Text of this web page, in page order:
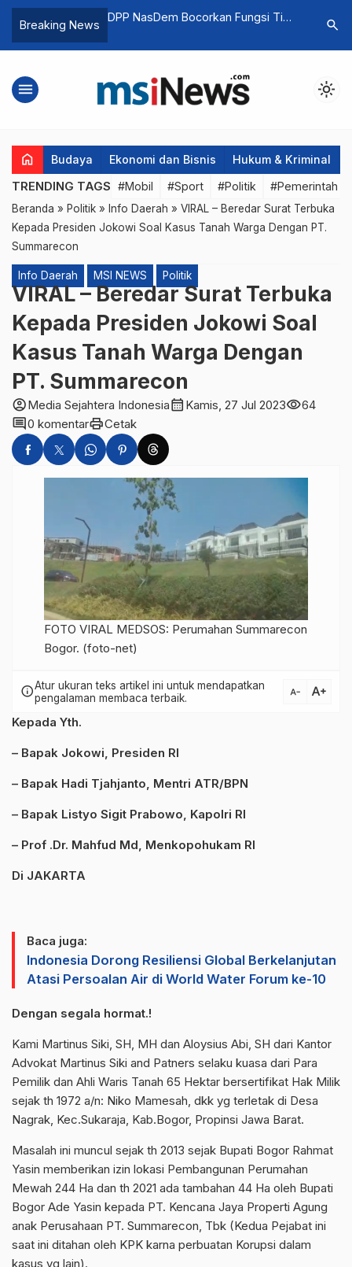
Breaking News
Fungsi Tim
Anis -Cak Imin
Habib Aboe: Pemberantasan
Korupsi Baru
DPR
Pemilu
search
menu light_mode
home Budaya Ekonomi dan Bisnis Hukum & Kriminal
TRENDING TAGS #Mobil #Sport #Politik #Pemerintah
Beranda » Politik » Info Daerah » VIRAL – Beredar Surat Terbuka
Kepada Presiden Jokowi Soal Kasus Tanah Warga Dengan PT.
Summarecon
Info Daerah MSI NEWS Politik
VIRAL – Beredar Surat Terbuka
Kepada Presiden Jokowi Soal
Kasus Tanah Warga Dengan
PT. Summarecon
account_circleMedia Sejahtera Indonesiacalendar_month Kamis, 27 Jul 2023visibility64
comment0 komentarprintCetak
FOTO VIRAL MEDSOS: Perumahan Summarecon
Bogor. (foto-net)
infoAtur ukuran teks artikel ini untuk mendapatkan
pengalaman membaca terbaik.
text_decrease text_increase
Kepada Yth.
– Bapak Jokowi, Presiden RI
– Bapak Hadi Tjahjanto, Mentri ATR/BPN
– Bapak Listyo Sigit Prabowo, Kapolri RI
– Prof .Dr. Mahfud Md, Menkopohukam RI
Di JAKARTA
Baca juga:
Indonesia Dorong Resiliensi Global Berkelanjutan
Atasi Persoalan Air di World Water Forum ke-10
Dengan segala hormat.!
Kami Martinus Siki, SH, MH dan Aloysius Abi, SH dari Kantor
Advokat Martinus Siki and Patners selaku kuasa dari Para
Pemilik dan Ahli Waris Tanah 65 Hektar bersertifikat Hak Milik
sejak th 1972 a/n: Niko Mamesah, dkk yg terletak di Desa
Nagrak, Kec.Sukaraja, Kab.Bogor, Propinsi Jawa Barat.
Masalah ini muncul sejak th 2013 sejak Bupati Bogor Rahmat
Yasin memberikan izin lokasi Pembangunan Perumahan
Mewah 244 Ha dan th 2021 ada tambahan 44 Ha oleh Bupati
Bogor Ade Yasin kepada PT. Kencana Jaya Properti Agung
anak Perusahaan PT. Summarecon, Tbk (Kedua Pejabat ini
saat ini ditahan oleh KPK karna perbuatan Korupsi dalam
kasus yg lain).